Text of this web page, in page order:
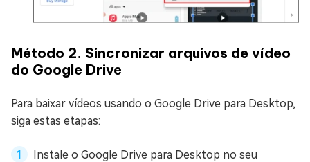
Método 2. Sincronizar arquivos de vídeo
do Google Drive
Para baixar vídeos usando o Google Drive para Desktop,
siga estas etapas:
Instale o Google Drive para Desktop no seu